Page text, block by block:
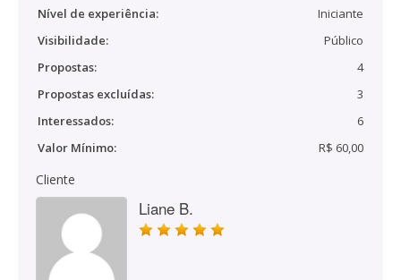
Nível de experiência:
Iniciante
Visibilidade:
Público
Propostas:
4
Propostas excluídas:
3
Interessados:
6
Valor Mínimo:
R$ 60,00
Cliente
Liane B.